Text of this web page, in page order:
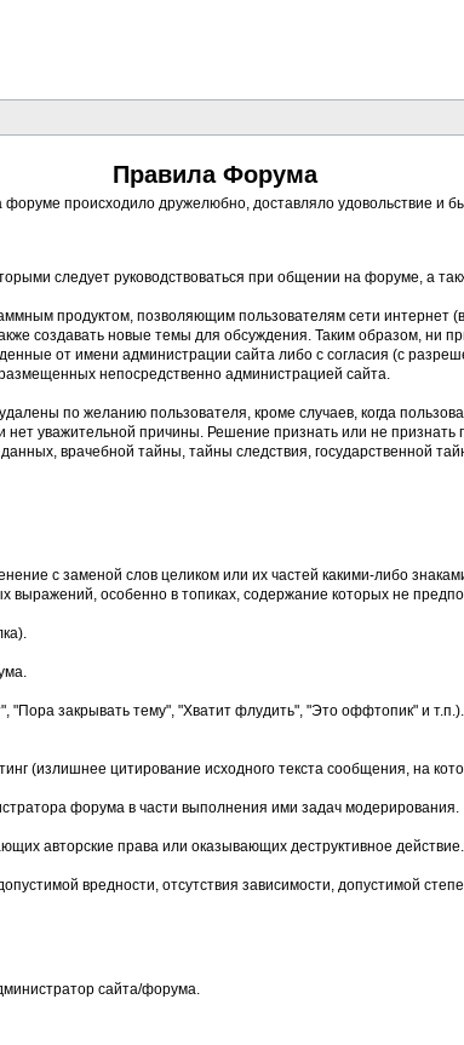
Правила Форума
происходило дружелюбно, доставляло удовольствие и
следует руководствоваться при общении на форуме, а
продуктом, позволяющим пользователям сети интернет
создавать новые темы для обсуждения. Таким образом, ни
от имени администрации сайта либо с согласия (с
непосредственно администрацией сайта.
по желанию пользователя, кроме случаев, когда
уважительной причины. Решение признать или не
врачебной тайны, тайны следствия, государственной
с заменой слов целиком или их частей какими-либо
особенно в топиках, содержание которых не
"Пора закрывать тему", "Хватит флудить", "Это оффтопик" и
(излишнее цитирование исходного текста сообщения, на
форума в части выполнения ими задач модерирования.
авторские права или оказывающих деструктивное действие.
вредности, отсутствия зависимости, допустимой
сайта/форума.